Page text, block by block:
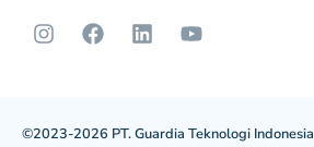
©2023-2026 PT. Guardia Teknologi Indonesia